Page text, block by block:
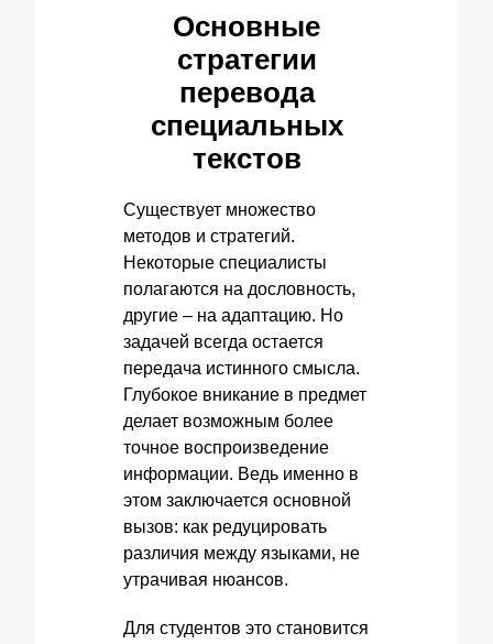
Основные
стратегии
перевода
специальных
текстов
Существует множество
методов и стратегий.
Некоторые специалисты
полагаются на дословность,
другие – на адаптацию. Но
задачей всегда остается
передача истинного смысла.
Глубокое вникание в предмет
делает возможным более
точное воспроизведение
информации. Ведь именно в
этом заключается основной
вызов: как редуцировать
различия между языками, не
утрачивая нюансов.
Для студентов это становится